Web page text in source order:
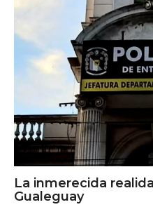
La inmerecida
Gualeguay